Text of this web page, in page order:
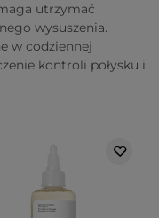
utrzymać
wysuszenia.
w codziennej
kontroli połysku i